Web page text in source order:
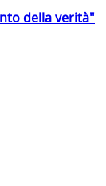
della verità"